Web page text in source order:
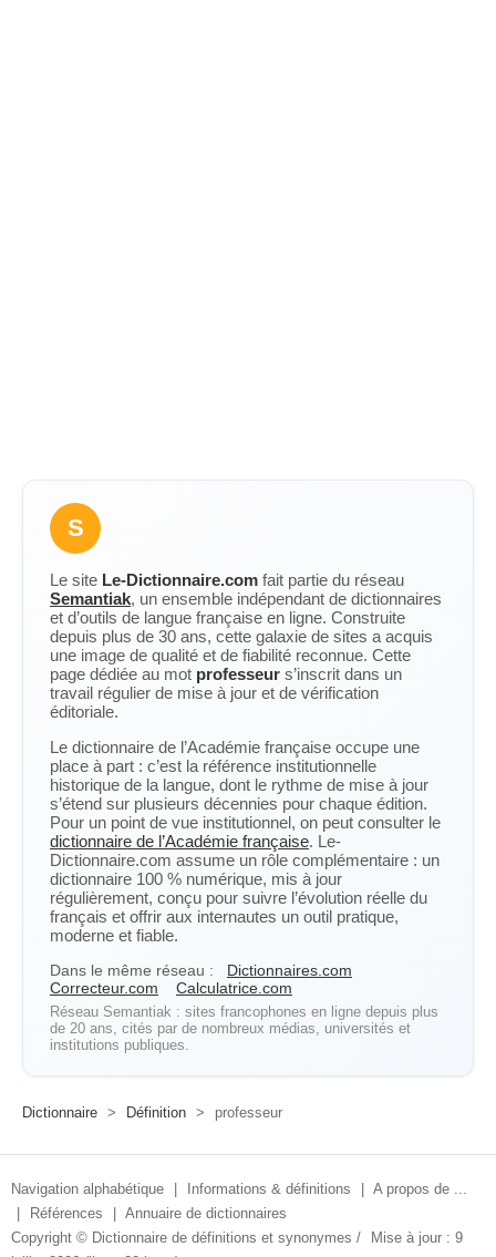
S
Le site Le-Dictionnaire.com fait partie du réseau
Semantiak, un ensemble indépendant de dictionnaires
et d’outils de langue française en ligne. Construite
depuis plus de 30 ans, cette galaxie de sites a acquis
une image de qualité et de fiabilité reconnue. Cette
page dédiée au mot professeur s’inscrit dans un
travail régulier de mise à jour et de vérification
éditoriale.
Le dictionnaire de l’Académie française occupe une
place à part : c’est la référence institutionnelle
historique de la langue, dont le rythme de mise à jour
s’étend sur plusieurs décennies pour chaque édition.
Pour un point de vue institutionnel, on peut consulter le
dictionnaire de l’Académie française. Le-
Dictionnaire.com assume un rôle complémentaire : un
dictionnaire 100 % numérique, mis à jour
régulièrement, conçu pour suivre l’évolution réelle du
français et offrir aux internautes un outil pratique,
moderne et fiable.
Dans le même réseau :
Dictionnaires.com
Correcteur.com
Calculatrice.com
Réseau Semantiak : sites francophones en ligne depuis plus
de 20 ans, cités par de nombreux médias, universités et
institutions publiques.
Dictionnaire > Définition > professeur
Navigation alphabétique Informations & définitions
A propos de ...
Références
Annuaire de dictionnaires
Copyright © Dictionnaire de définitions et synonymes /
Mise à jour : 9